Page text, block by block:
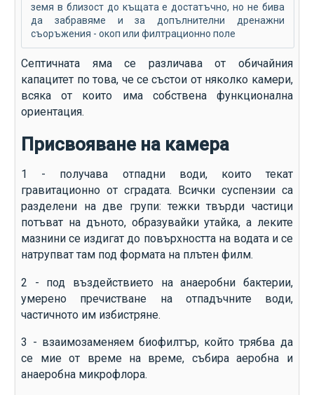
земя в близост до къщата е достатъчно, но не бива
да забравяме и за допълнителни дренажни
съоръжения - окоп или филтрационно поле
Септичната яма се различава от обичайния
капацитет по това, че се състои от няколко камери,
всяка от които има собствена функционална
ориентация.
Присвояване на камера
1 - получава отпадни води, които текат
гравитационно от сградата. Всички суспензии са
разделени на две групи: тежки твърди частици
потъват на дъното, образувайки утайка, а леките
мазнини се издигат до повърхността на водата и се
натрупват там под формата на плътен филм.
2 - под въздействието на анаеробни бактерии,
умерено пречистване на отпадъчните води,
частичното им избистряне.
3 - взаимозаменяем биофилтър, който трябва да
се мие от време на време, събира аеробна и
анаеробна микрофлора.